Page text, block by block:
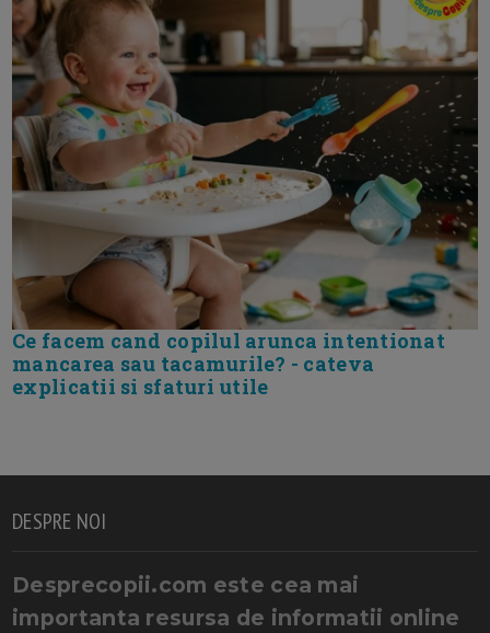
Ce facem cand copilul arunca intentionat
mancarea sau tacamurile? - cateva
explicatii si sfaturi utile
DESPRE NOI
Desprecopii.com este cea mai
importanta resursa de informatii online